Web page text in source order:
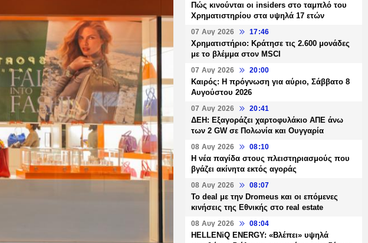
Πώς κινούνται οι insiders στο ταμπλό του
Χρηματιστηρίου στα υψηλά 17 ετών
07 Αυγ 2026 17:46
Χρηματιστήριο: Κράτησε τις 2.600 μονάδες
με το βλέμμα στον MSCI
07 Αυγ 2026 20:00
Καιρός: Η πρόγνωση για αύριο, Σάββατο 8
Αυγούστου 2026
07 Αυγ 2026 20:41
ΔΕΗ: Εξαγοράζει χαρτοφυλάκιο ΑΠΕ άνω
των 2 GW σε Πολωνία και Ουγγαρία
08 Αυγ 2026 08:10
Η νέα παγίδα στους πλειστηριασμούς που
βγάζει ακίνητα εκτός αγοράς
08 Αυγ 2026 08:07
Το deal με την Dromeus και οι επόμενες
κινήσεις της Εθνικής στο real estate
08 Αυγ 2026 08:04
HELLENiQ ENERGY: «Βλέπει» υψηλά